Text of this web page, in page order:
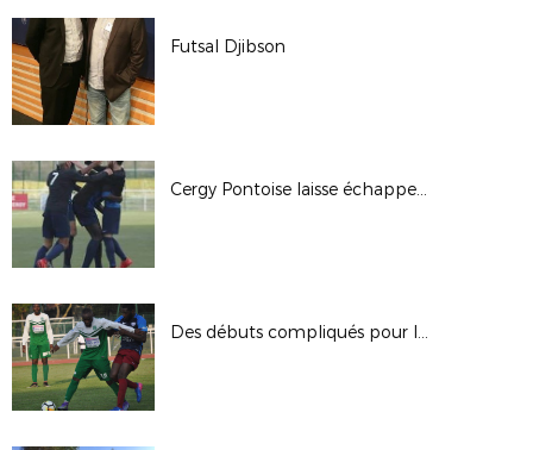
Futsal Djibson
Cergy Pontoise laisse échapper la victoire
Des débuts compliqués pour l'ASSOA